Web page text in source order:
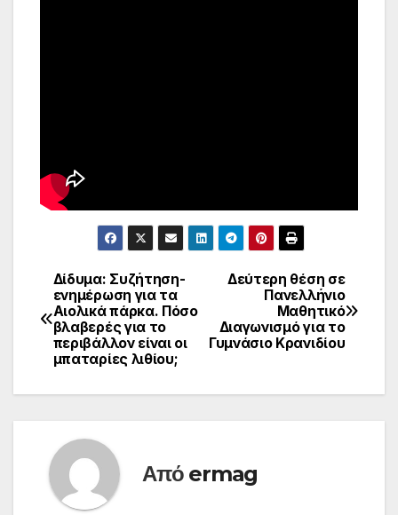
Πλοήγηση
άρθρων
Δεύτερη θέση σε
Πανελλήνιο
Μαθητικό
Διαγωνισμό για το
Γυμνάσιο Κρανιδίου
Δίδυμα: Συζήτηση-
ενημέρωση για τα
Αιολικά πάρκα. Πόσο
βλαβερές για το
περιβάλλον είναι οι
μπαταρίες λιθίου;
Από ermag